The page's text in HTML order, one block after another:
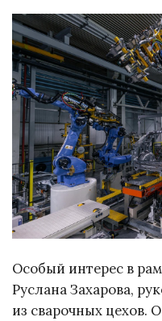
Особый интерес в
Руслана Захарова,
из сварочных цехов.